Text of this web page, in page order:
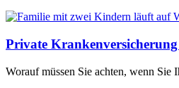
Private
Worauf müssen Sie achten, wenn